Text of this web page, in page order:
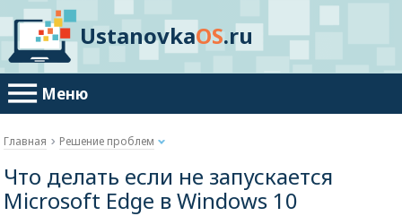
UstanovkaOS.ru
Главная Решение проблем
Что делать если не запускается
Microsoft Edge в Windows 10
Меню